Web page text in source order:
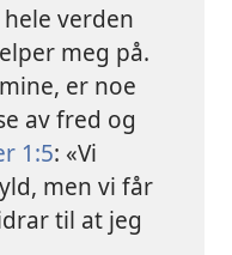
verden
meg på.
er noe
av fred og
1:5: «Vi
men vi får
til at jeg